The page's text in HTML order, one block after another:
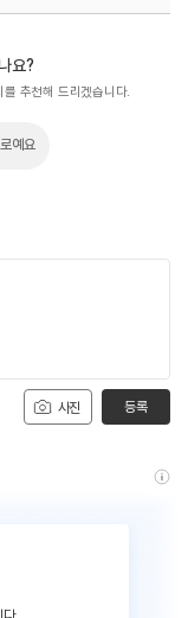
요?
추천해 드리겠습니다.
예요
사진 등록